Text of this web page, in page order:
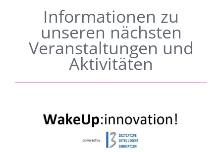
Informationen zu
unseren nächsten
Veranstaltungen und
Aktivitäten